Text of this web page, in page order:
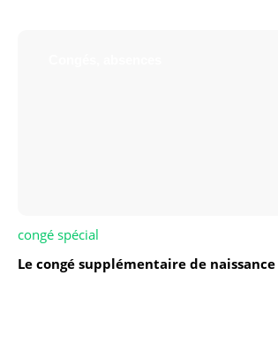
congé spécial
Le congé supplémentaire de naissance